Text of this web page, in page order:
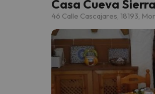
Hotel + skipass
Casa Cueva
46 Calle Cascajares, 18193,